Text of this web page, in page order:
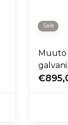
Sale
Muuto